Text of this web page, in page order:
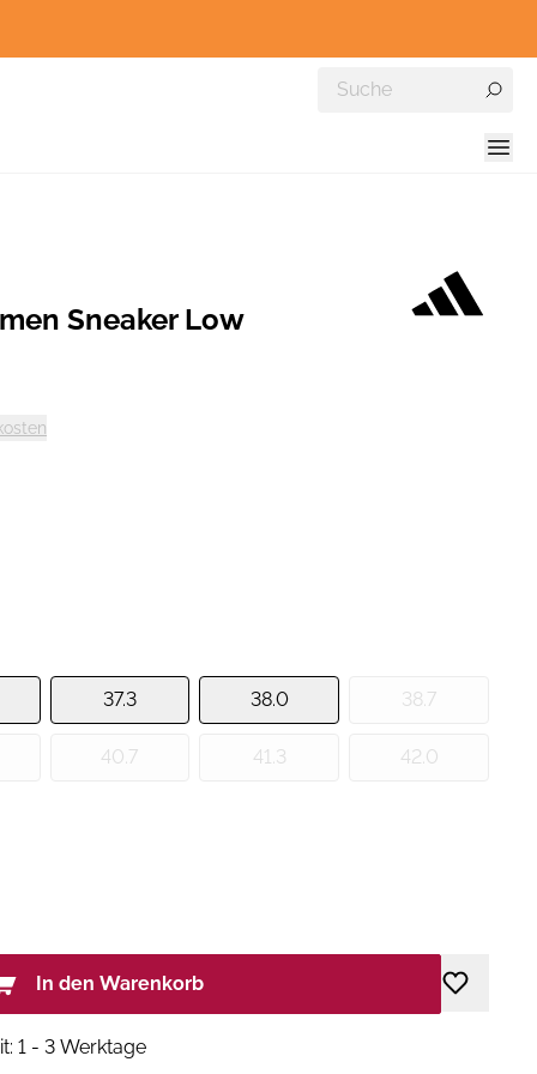
Sneaker Low
37.3 38.0 38.7
40.7 41.3 42.0
In den Warenkorb
1 - 3 Werktage